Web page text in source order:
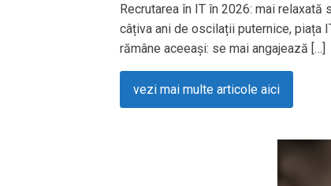
Recrutarea în IT în 2026: mai
câțiva ani de oscilații puternice, piața
rămâne aceeași: se mai angajează […]
vezi mai multe articole aici